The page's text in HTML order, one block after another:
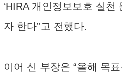
‘HIRA 개인정보보호 실천
자 한다”고 전했다.
이어 신 부장은 “올해 목